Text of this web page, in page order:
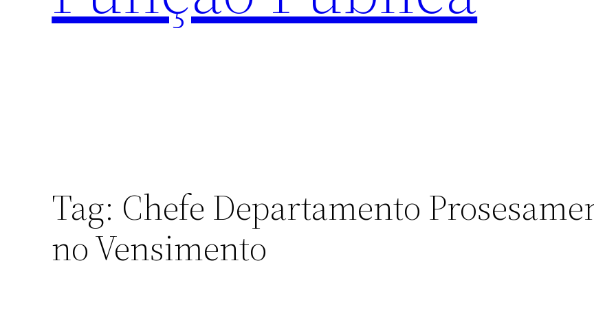
Tag: Chefe Departamento
no Vensimento